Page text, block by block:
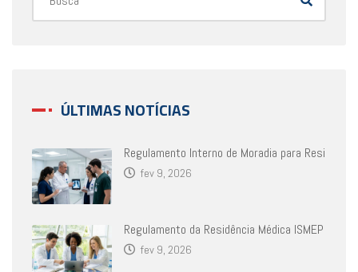
ÚLTIMAS NOTÍCIAS
Regulamento Interno de Moradia para Resi
fev 9, 2026
Regulamento da Residência Médica ISMEP
fev 9, 2026